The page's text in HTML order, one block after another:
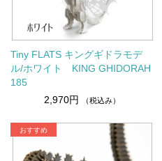
Tiny FLATS キングギドラモデ
ル/ホワイト KING GHIDORAH
185
2,970円
（税込み）